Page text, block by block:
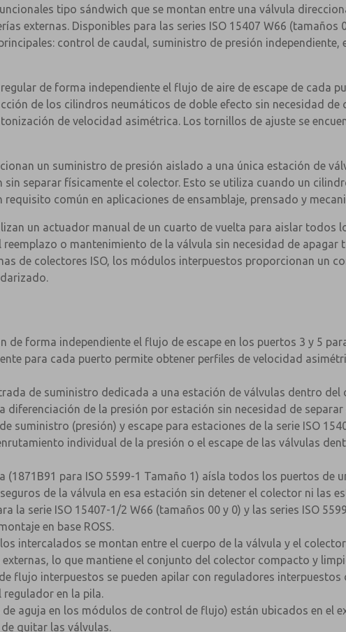
tipo sándwich que se montan entre una válvula
externas. Disponibles para las series ISO 15407 W66 (tamaños
control de caudal, suministro de presión independiente,
de forma independiente el flujo de aire de escape de cada
de los cilindros neumáticos de doble efecto sin necesidad
de velocidad asimétrica. Los tornillos de ajuste se
un suministro de presión aislado a una única estación de
separar físicamente el colector. Esto se utiliza cuando un
común en aplicaciones de ensamblaje, prensado y
un actuador manual de un cuarto de vuelta para aislar todos
o mantenimiento de la válvula sin necesidad de apagar
de colectores ISO, los módulos interpuestos proporcionan un
de forma independiente el flujo de escape en los puertos 3 y 5
para cada puerto permite obtener perfiles de velocidad
de suministro dedicada a una estación de válvulas dentro
de la presión por estación sin necesidad de separar
suministro (presión) y escape para estaciones de la serie ISO
individual de la presión o el escape de las válvulas
(1871B91 para ISO 5599-1 Tamaño 1) aísla todos los puertos de
de la válvula en esa estación sin detener el colector ni las
la serie ISO 15407-1/2 W66 (tamaños 00 y 0) y las series ISO
en base ROSS.
intercalados se montan entre el cuerpo de la válvula y el
lo que mantiene el conjunto del colector compacto y
flujo interpuestos se pueden apilar con reguladores interpuestos
en la pila.
aguja en los módulos de control de flujo) están ubicados en el
quitar las válvulas.